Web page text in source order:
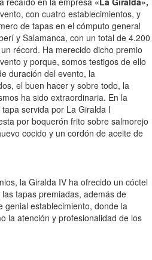
con cuatro establecimientos, y
de tapas en el cómputo general
y Salamanca, con un total de 4.200
un récord. Ha merecido dicho premio
y porque, somos testigos de ello
duración del evento, la
el buen hacer y sobre todo, la
ha sido extraordinaria. En la
servida por La Giralda I
por boquerón frito sobre salmorejo
cocido y un cordón de aceite de
la Giralda IV ha ofrecido un cóctel
tapas premiadas, además de
genial establecimiento, donde la
la atención y profesionalidad de los